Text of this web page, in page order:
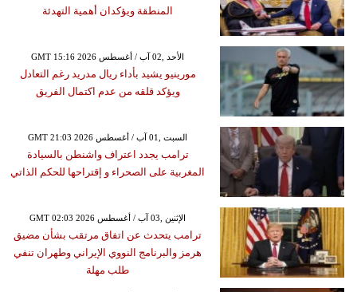
المنطقة ويؤكدان أهمية التهدئة
GMT 15:16 2026 الأحد ,02 آب / أغسطس
مورينيو يشيد بأداء ريال مدريد رغم التعادل
ويؤكد قلقه من عدم اكتمال الفريق
GMT 21:03 2026 السبت ,01 آب / أغسطس
ترامب يجدد اعتراف واشنطن بالسيادة
المغربية على الصحراء و إقتراحها للحكم الذاتي
GMT 02:03 2026 الإثنين ,03 آب / أغسطس
ترامب يتحدث عن اتفاق مرتقب بشأن مضيق
هرمز والبرنامج النووي الإيراني وطهران تنفي
طلب مهلة